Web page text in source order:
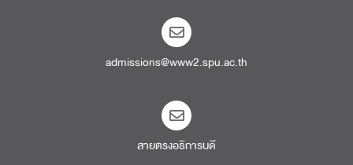
admissions@www2.spu.ac.th
สายตรงอธิการบดี​